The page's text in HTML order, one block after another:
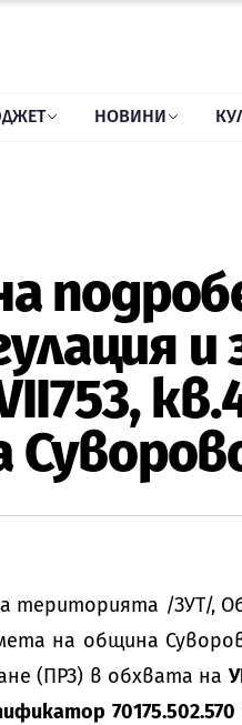
НОВИНИ
/ЗУТ/,
на община
(ПРЗ) в обхвата на
70175.502.570